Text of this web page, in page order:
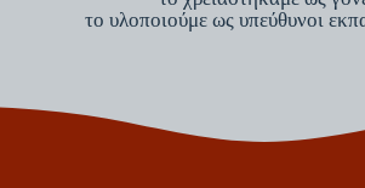
το υλοποιούμε ως υπεύθυνοι